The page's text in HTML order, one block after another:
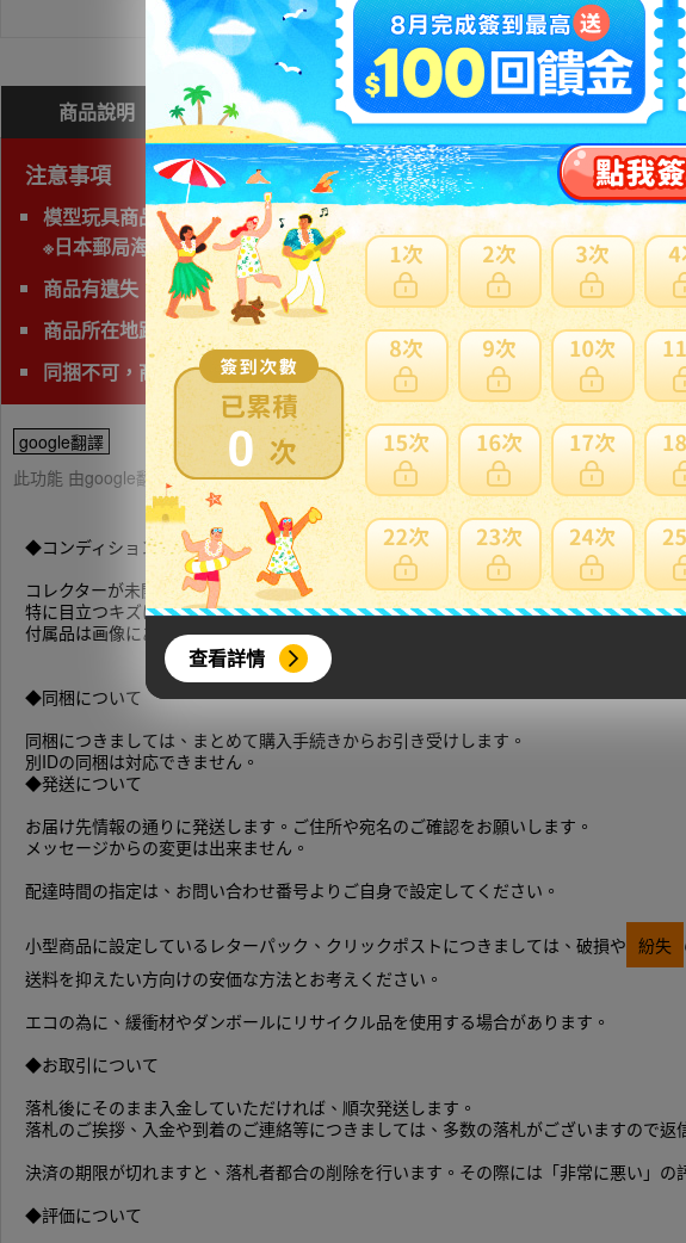
0
查看詳情
商品說明 問與答( 費用試算 問題商
注意事項
模型玩具商品無法使用海運運送，空運會產生材積費用，可使用 日本郵局海
※日本郵局海運直送抵台時間通常超過三週以上，無法與賣家反應商品疑慮
商品有遺失
商品所在地距離海外收貨處(神奈川)較遠，請注意日本運費
同捆不可，商品會有獨立的日本運費
google翻譯
此功能 由google翻譯提供參考，樂淘不保證翻譯內容之正確性，詳細問題說明請使用商品問
◆コンディション
コレクターが未開封で保管していた物のまとめ売りとなります。
特に目立つキズは撮影して掲載していますが、撮影しきれないスレや汚れ等はご容赦く
付属品は画像にあるものが全てです。
◆同梱について
同梱につきましては、まとめて購入手続きからお引き受けします。
別IDの同梱は対応できません。
◆発送について
お届け先情報の通りに発送します。ご住所や宛名のご確認をお願いします。
メッセージからの変更は出来ません。
配達時間の指定は、お問い合わせ番号よりご自身で設定してください。
小型商品に設定しているレターパック、クリックポストにつきましては、破損や 紛失
送料を抑えたい方向けの安価な方法とお考えください。
エコの為に、緩衝材やダンボールにリサイクル品を使用する場合があります。
◆お取引について
落札後にそのまま入金していただければ、順次発送します。
落札のご挨拶、入金や到着のご連絡等につきましては、多数の落札がございますので返
決済の期限が切れますと、落札者都合の削除を行います。その際には「非常に悪い」の
◆評価について